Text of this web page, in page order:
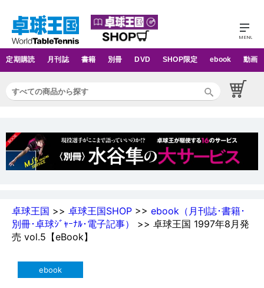
定期購読 月刊誌 書籍 別冊 DVD SHOP限定 ebook 動画
卓球王国 >> 卓球王国SHOP >> ebook（月刊誌･書籍･
別冊･卓球ｼﾞｬｰﾅﾙ･電子記事） >> 卓球王国 1997年8月発
売 vol.5【eBook】
ebook